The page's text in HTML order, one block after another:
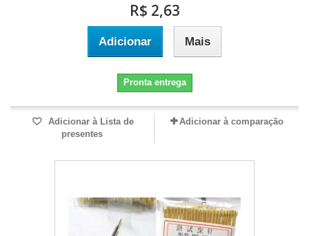
R$ 2,63
Adicionar Mais
Pronta entrega
Adicionar à Lista de
presentes
Adicionar à comparação